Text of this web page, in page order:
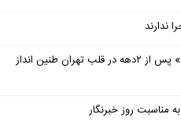
ندارند
سمفونی «خسوف» پس از ۲دهه در قلب تهران طنین انداز
مناسبت روز خبرنگار